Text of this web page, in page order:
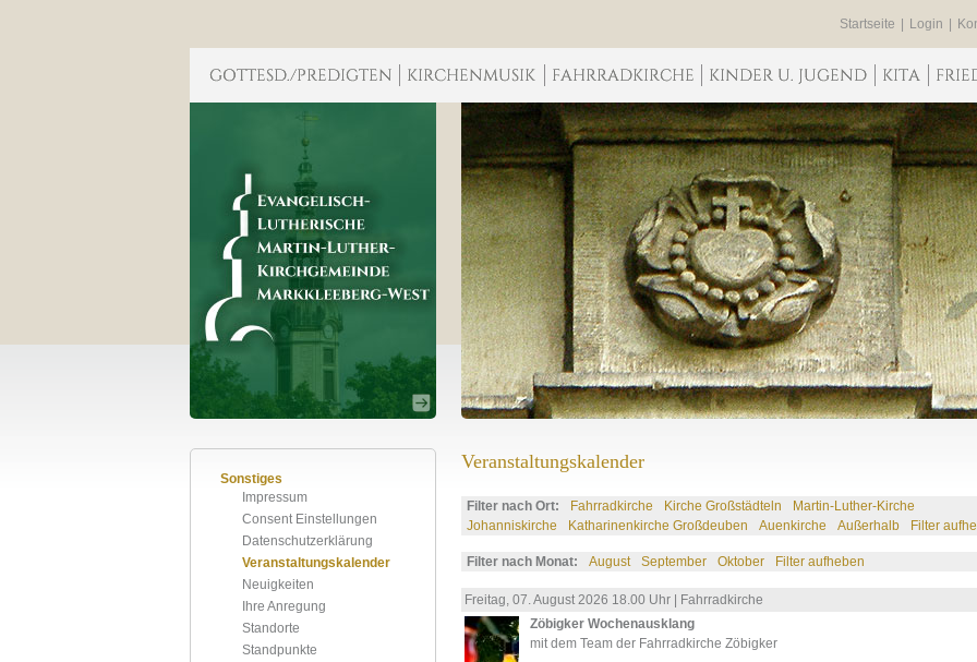
Startseite Login
Sonstiges
Impressum
Consent Einstellungen
Datenschutzerklärung
Veranstaltungskalender
Neuigkeiten
Ihre Anregung
Standorte
Standpunkte
Veranstaltungskalender
Filter nach Ort: Fahrradkirche Kirche Großstädteln
Martin-Luther-Kirche
Johanniskirche
Katharinenkirche Großdeuben Auenkirche Außerhalb Filter
Filter nach Monat: August September Oktober Filter aufheben
Freitag, 07.August2026 18.00 Uhr |
Fahrradkirche
Zöbigker Wochenausklang
mit dem Team der Fahrradkirche Zöbigker